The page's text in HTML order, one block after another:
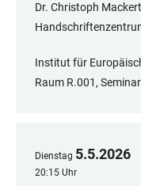
Dr. Christoph
Institut für
Raum R.001,
Dienstag 5.5.2026
20:15 Uhr